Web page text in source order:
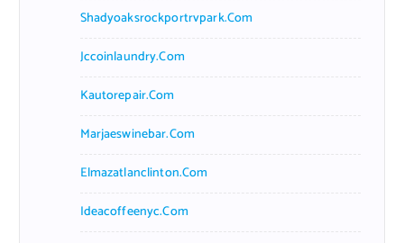
Shadyoaksrockportrvpark.com
Jccoinlaundry.com
Kautorepair.com
Marjaeswinebar.com
Elmazatlanclinton.com
Ideacoffeenyc.com